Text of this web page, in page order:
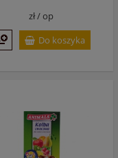
zł /op
Do koszyka